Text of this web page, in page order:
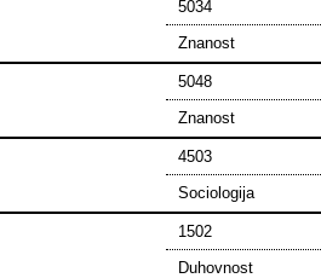
5034
Znanost
5048
Znanost
4503
Sociologija
1502
Duhovnost